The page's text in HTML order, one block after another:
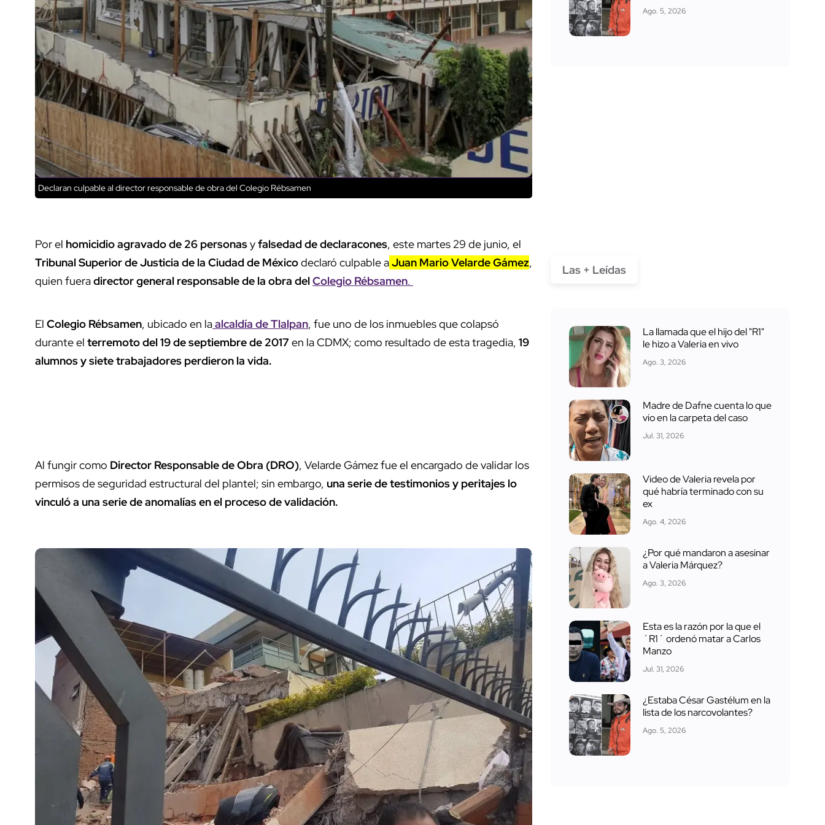
Declaran culpable al director responsable de obra del Colegio Rébsamen
Por el homicidio agravado de 26 personasyfalsedad de declaracones, este martes 29 de junio, el
Tribunal Superior de Justicia de la Ciudad de Méxicodeclaró culpable aJuan Mario Velarde Gámez,
quien fueradirector general responsable de la obra delColegio Rébsamen.
El Colegio Rébsamen, ubicado en laalcaldía de Tlalpan, fue uno de los inmuebles que colapsó
durante el terremoto del 19 de septiembre de 2017 en la CDMX; como resultado de esta tragedia, 19
alumnos y siete trabajadores perdieron la vida.
Al fungir como Director Responsable de Obra (DRO), Velarde Gámez fue el encargado de validar los
permisos de seguridad estructural del plantel; sin embargo, una serie de testimonios y peritajes lo
vinculó a una serie de anomalías en el proceso de validación.
Ago. 5, 2026
Las + Leídas
La llamada que el hijo del "R1"
le hizo a Valeria en vivo
Ago. 3, 2026
Madre de Dafne cuenta lo que
vio en la carpeta del caso
Jul. 31, 2026
Video de Valeria revela por
qué habría terminado con su
ex
Ago. 4, 2026
¿Por qué mandaron a asesinar
a Valeria Márquez?
Ago. 3, 2026
Esta es la razón por la que el
´R1´ ordenó matar a Carlos
Manzo
Jul. 31, 2026
¿Estaba César Gastélum en la
lista de los narcovolantes?
Ago. 5, 2026